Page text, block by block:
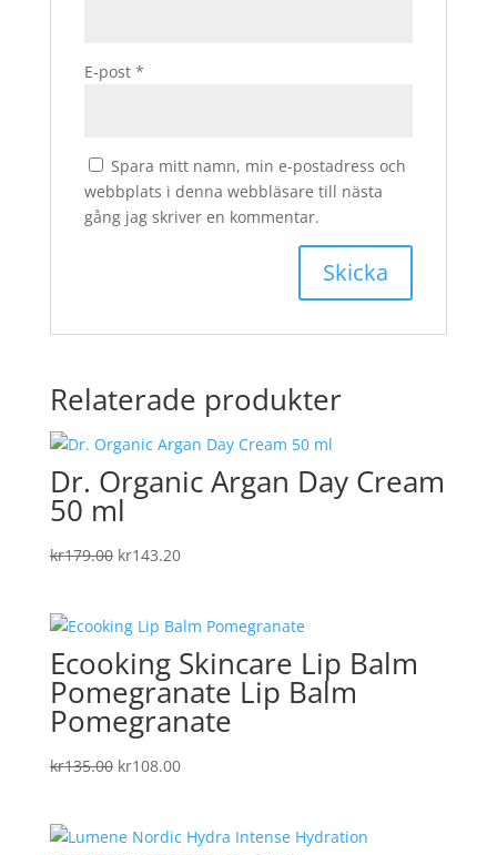
E-post *
Spara mitt namn, min e-postadress och
webbplats i denna webbläsare till nästa
gång jag skriver en kommentar.
Relaterade produkter
Dr. Organic Argan Day Cream
50 ml
kr179.00 Det
var:
kr179.00.
kr143.20Det
är:
kr143.20.
Ecooking Skincare Lip Balm
Pomegranate Lip Balm
Pomegranate
kr135.00 Det
var:
kr108.00Det
är: